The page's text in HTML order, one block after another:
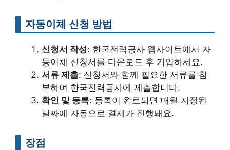
자동이체 신청 방법
신청서 작성: 한국전력공사 웹사이트에서 자
동이체 신청서를 다운로드 후 기입하세요.
서류 제출: 신청서와 함께 필요한 서류를 첨
부하여 한국전력공사에 제출합니다.
확인 및 등록: 등록이 완료되면 매월 지정된
날짜에 자동으로 결제가 진행돼요.
장점